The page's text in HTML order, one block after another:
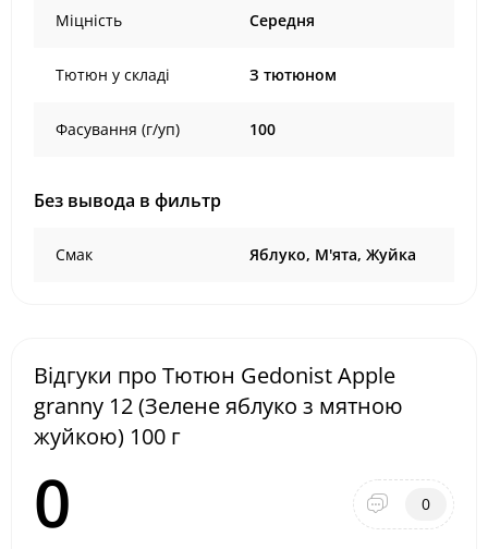
Міцність Середня
Тютюн у складі З тютюном
Фасування (г/уп) 100
Без вывода в фильтр
Смак Яблуко, М'ята, Жуйка
Відгуки про Тютюн Gedonist Apple
granny 12 (Зелене яблуко з мятною
жуйкою) 100 г
0 0